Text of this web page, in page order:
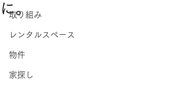
取り組み
レンタルスペース
物件
家探し
に。